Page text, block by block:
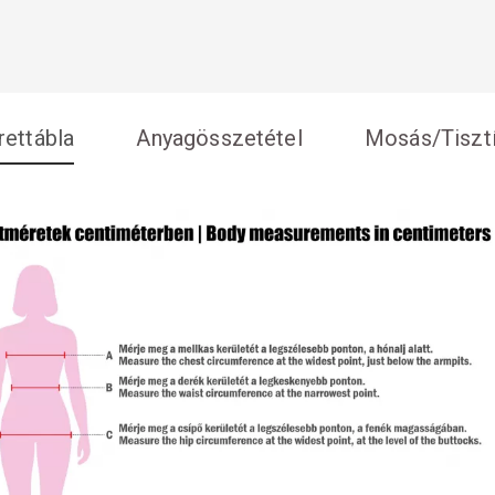
Anyagösszetétel Mosás/